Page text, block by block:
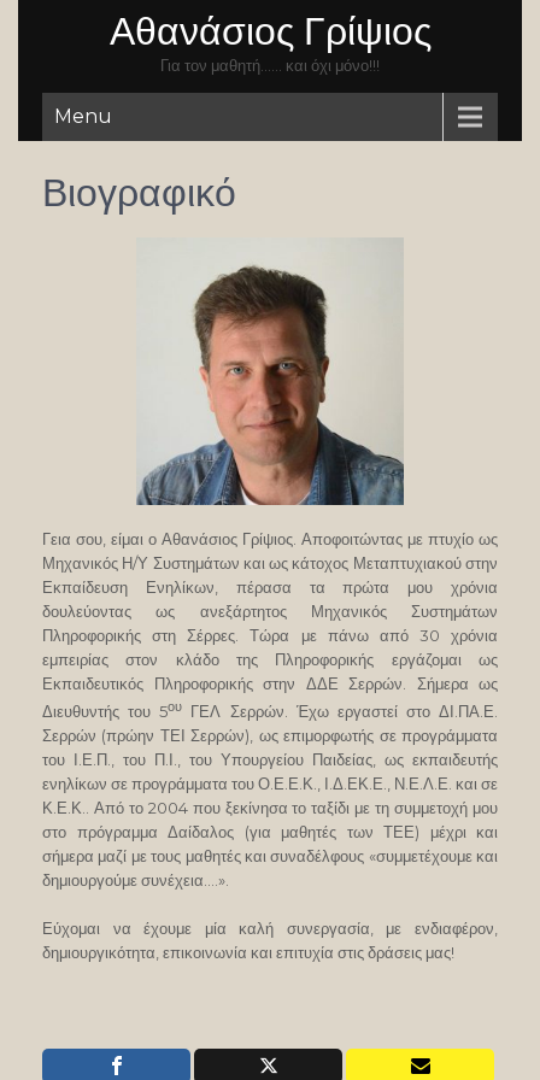
Αθανάσιος Γρίψιος
Για τον μαθητή…… και όχι μόνο!!!
Menu
Βιογραφικό
Γεια σου, είμαι ο Αθανάσιος Γρίψιος. Αποφοιτώντας με πτυχίο ως
Μηχανικός Η/Υ Συστημάτων και ως κάτοχος Μεταπτυχιακού στην
Εκπαίδευση Ενηλίκων, πέρασα τα πρώτα μου χρόνια
δουλεύοντας ως ανεξάρτητος Μηχανικός Συστημάτων
Πληροφορικής στη Σέρρες. Τώρα με πάνω από 30 χρόνια
εμπειρίας στον κλάδο της Πληροφορικής εργάζομαι ως
Εκπαιδευτικός Πληροφορικής στην ΔΔΕ Σερρών. Σήμερα ως
Διευθυντής του 5ου
ΓΕΛ Σερρών. Έχω εργαστεί στο ΔΙ.ΠΑ.Ε.
Σερρών (πρώην ΤΕΙ Σερρών), ως επιμορφωτής σε προγράμματα
του Ι.Ε.Π., του Π.Ι., του Υπουργείου Παιδείας, ως εκπαιδευτής
ενηλίκων σε προγράμματα του Ο.Ε.Ε.Κ., Ι.Δ.ΕΚ.Ε., Ν.Ε.Λ.Ε. και σε
Κ.Ε.Κ.. Από το 2004 που ξεκίνησα το ταξίδι με τη συμμετοχή μου
στο πρόγραμμα Δαίδαλος (για μαθητές των ΤΕΕ) μέχρι και
σήμερα μαζί με τους μαθητές και συναδέλφους «συμμετέχουμε και
δημιουργούμε συνέχεια….».
Εύχομαι να έχουμε μία καλή συνεργασία, με ενδιαφέρον,
δημιουργικότητα, επικοινωνία και επιτυχία στις δράσεις μας!